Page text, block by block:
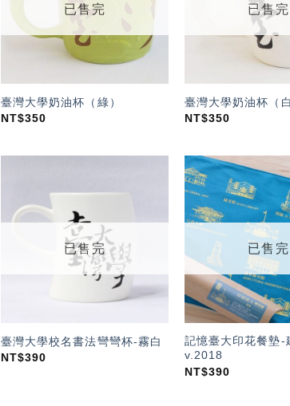
已售完
臺灣大學奶油杯（綠）
NT$350
已售完
臺灣大學奶油杯（白
NT$350
望輕
已售完
臺灣大學校名書法彎彎杯-霧白
NT$390
已售完
記憶臺大印花餐墊-
v.2018
NT$390